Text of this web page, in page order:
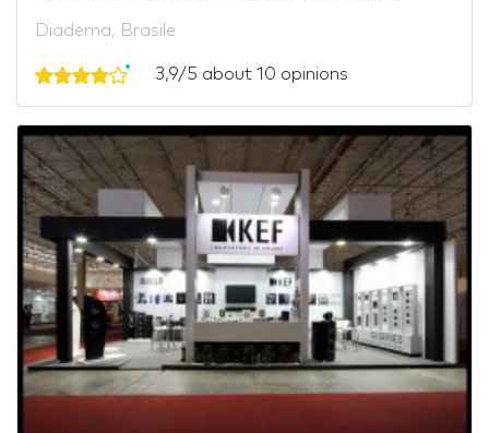
Diadema, Brasile
3,9/5 about 10 opinions